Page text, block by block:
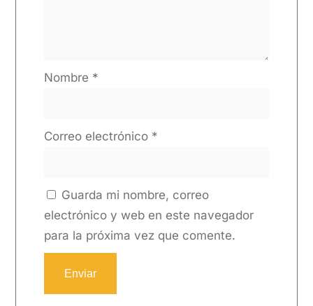
Nombre *
Correo electrónico *
Guarda mi nombre, correo
electrónico y web en este navegador
para la próxima vez que comente.